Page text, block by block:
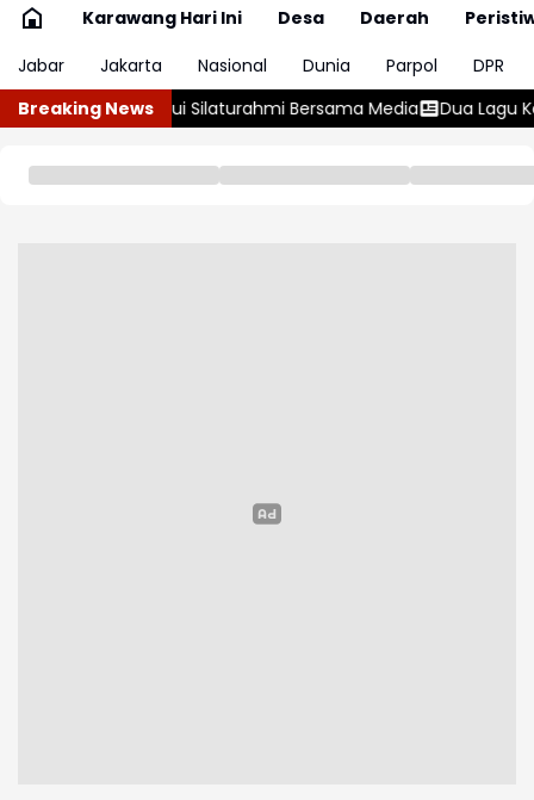
Karawang Hari Ini Desa Daerah
Jabar
Jakarta Nasional Dunia Parpol
DPR
Breaking News
Bersama Media Dua Lagu Karya Pangdam VI/Mulawarman